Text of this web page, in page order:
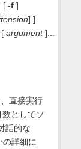
[ -f]
] ]
argument]...
直接実行
としてソ
話的な
詳細に